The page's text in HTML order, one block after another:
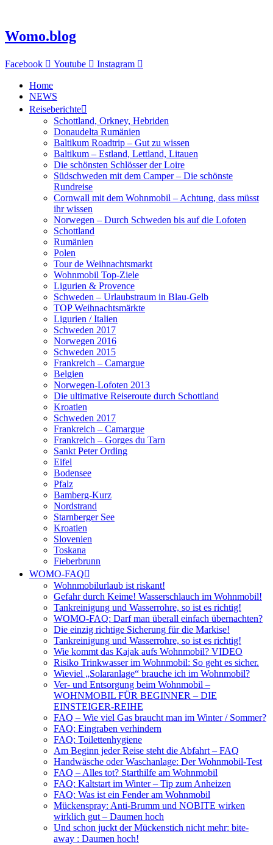
springen
Womo.blog
Facebook Youtube Instagram
Home
NEWS
Reiseberichte
Schottland, Orkney, Hebriden
Donaudelta Rumänien
Baltikum Roadtrip – Gut zu wissen
Baltikum – Estland, Lettland, Litauen
Die schönsten Schlösser der Loire
Südschweden mit dem Camper – Die schönste
Rundreise
Cornwall mit dem Wohnmobil – Achtung, dass müsst
ihr wissen
Norwegen – Durch Schweden bis auf die Lofoten
Schottland
Rumänien
Polen
Tour de Weihnachtsmarkt
Wohnmobil Top-Ziele
Ligurien & Provence
Schweden – Urlaubstraum in Blau-Gelb
TOP Weihnachtsmärkte
Ligurien / Italien
Schweden 2017
Norwegen 2016
Schweden 2015
Frankreich – Camargue
Belgien
Norwegen-Lofoten 2013
Die ultimative Reiseroute durch Schottland
Kroatien
Schweden 2017
Frankreich – Camargue
Frankreich – Gorges du Tarn
Sankt Peter Ording
Eifel
Bodensee
Pfalz
Bamberg-Kurz
Nordstrand
Starnberger See
Kroatien
Slovenien
Toskana
Fieberbrunn
WOMO-FAQ
Wohnmobilurlaub ist riskant!
Gefahr durch Keime! Wasserschlauch im Wohnmobil!
Tankreinigung und Wasserrohre, so ist es richtig!
WOMO-FAQ: Darf man überall einfach übernachten?
Die einzig richtige Sicherung für die Markise!
Tankreinigung und Wasserrohre, so ist es richtig!
Wie kommt das Kajak aufs Wohnmobil? VIDEO
Risiko Trinkwasser im Wohnmobil: So geht es sicher.
Wieviel „Solaranlage“ brauche ich im Wohnmobil?
Ver- und Entsorgung beim Wohnmobil –
WOHNMOBIL FÜR BEGINNER – DIE
EINSTEIGER-REIHE
FAQ – Wie viel Gas braucht man im Winter / Sommer?
FAQ: Eingraben verhindern
FAQ: Toilettenhygiene
Am Beginn jeder Reise steht die Abfahrt – FAQ
Handwäsche oder Waschanlage: Der Wohnmobil-Test
FAQ – Alles tot? Starthilfe am Wohnmobil
FAQ: Kaltstart im Winter – Tip zum Anheizen
FAQ: Was ist ein Fender am Wohnmobil
Mückenspray: Anti-Brumm und NOBITE wirken
wirklich gut – Daumen hoch
Und schon juckt der Mückenstich nicht mehr: bite-
away : Daumen hoch!